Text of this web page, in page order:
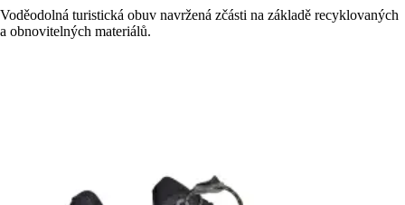
Voděodolná turistická obuv navržená zčásti na základě recyklovaných
a obnovitelných materiálů.